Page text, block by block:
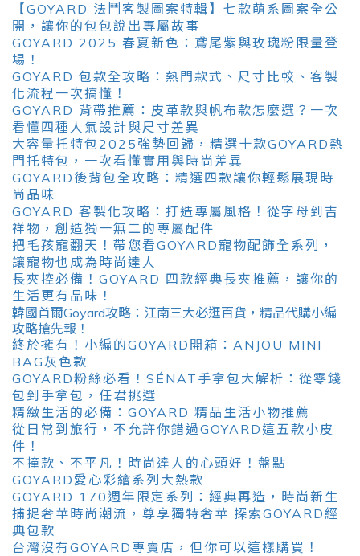
【GOYARD 法鬥客製圖案特輯】七款萌系圖案全公
開，讓你的包包說出專屬故事
GOYARD 2025 春夏新色：鳶尾紫與玫瑰粉限量登
場！
GOYARD 包款全攻略：熱門款式、尺寸比較、客製
化流程一次搞懂！
GOYARD 背帶推薦：皮革款與帆布款怎麼選？一次
看懂四種人氣設計與尺寸差異
大容量托特包2025強勢回歸，精選十款GOYARD熱
門托特包，一次看懂實用與時尚差異
GOYARD後背包全攻略：精選四款讓你輕鬆展現時
尚品味
GOYARD 客製化攻略：打造專屬風格！從字母到吉
祥物，創造獨一無二的專屬配件
把毛孩寵翻天！帶您看GOYARD寵物配飾全系列，
讓寵物也成為時尚達人
長夾控必備！GOYARD 四款經典長夾推薦，讓你的
生活更有品味！
韓國首爾Goyard攻略：江南三大必逛百貨，精品代購小編
攻略搶先報！
終於擁有！小編的GOYARD開箱：ANJOU MINI
BAG灰色款
GOYARD粉絲必看！SÉNAT手拿包大解析：從零錢
包到手拿包，任君挑選
精緻生活的必備：GOYARD 精品生活小物推薦
從日常到旅行，不允許你錯過GOYARD這五款小皮
件！
不撞款、不平凡！時尚達人的心頭好！盤點
GOYARD愛心彩繪系列大熱款
GOYARD 170週年限定系列：經典再造，時尚新生
捕捉奢華時尚潮流，尊享獨特奢華 探索GOYARD經
典包款
台灣沒有GOYARD專賣店，但你可以這樣購買！